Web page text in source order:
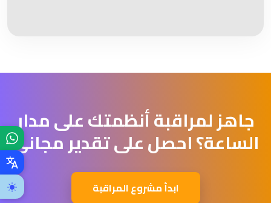
جاهز لمراقبة أنظمتك على مدار
الساعة؟ احصل على تقدير مجاني
ابدأ مشروع المراقبة